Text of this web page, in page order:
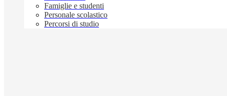
Famiglie e studenti
Personale scolastico
Percorsi di studio